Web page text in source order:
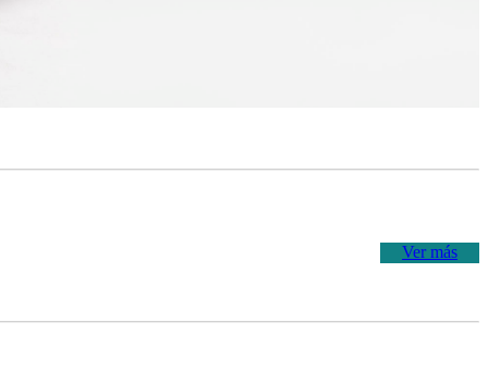
Ver más